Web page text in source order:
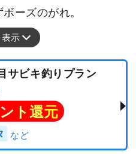
ーズのがれ。
示
ビキ釣りプラン
ト還元